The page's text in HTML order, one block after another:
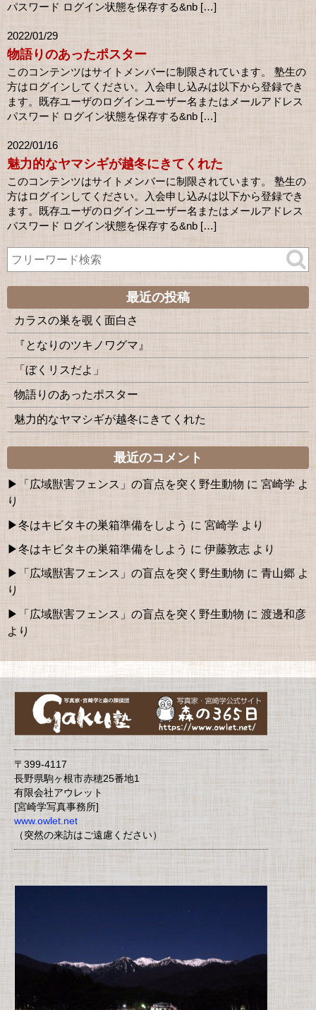
パスワード ログイン状態を保存する&nb […]
2022/01/29
物語りのあったポスター
このコンテンツはサイトメンバーに制限されています。 塾生の
方はログインしてください。入会申し込みは以下から登録でき
ます。既存ユーザのログインユーザー名またはメールアドレス
パスワード ログイン状態を保存する&nb […]
2022/01/16
魅力的なヤマシギが越冬にきてくれた
このコンテンツはサイトメンバーに制限されています。 塾生の
方はログインしてください。入会申し込みは以下から登録でき
ます。既存ユーザのログインユーザー名またはメールアドレス
パスワード ログイン状態を保存する&nb […]
最近の投稿
カラスの巣を覗く面白さ
『となりのツキノワグマ』
「ぼくリスだよ」
物語りのあったポスター
魅力的なヤマシギが越冬にきてくれた
最近のコメント
「広域獣害フェンス」の盲点を突く野生動物 に 宮崎学 よ
り
冬はキビタキの巣箱準備をしよう に 宮崎学 より
冬はキビタキの巣箱準備をしよう に 伊藤敦志 より
「広域獣害フェンス」の盲点を突く野生動物 に 青山郷 よ
り
「広域獣害フェンス」の盲点を突く野生動物 に 渡邊和彦
より
〒399-4117
長野県駒ヶ根市赤穂25番地1
有限会社アウレット
[宮崎学写真事務所]
www.owlet.net
（突然の来訪はご遠慮ください）